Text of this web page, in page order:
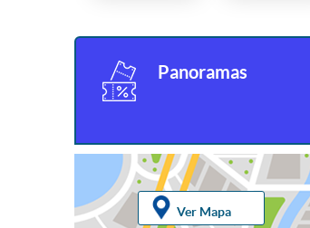
Panoramas
Ver Mapa